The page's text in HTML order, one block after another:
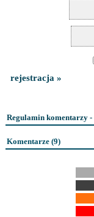
rejestracja »
Regulamin komentarzy -
Komentarze (9)